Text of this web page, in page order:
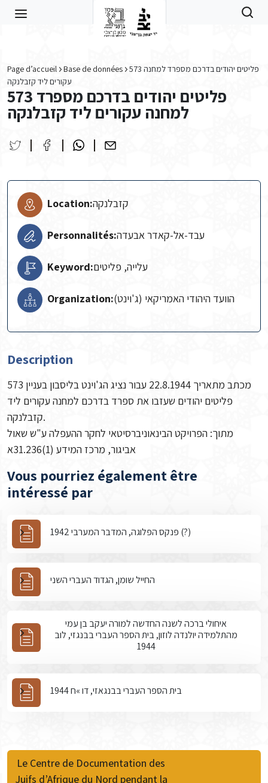
Page d’accueil Base de données
573 פליטים יהודים בדרכם מספרד למחנה
עקורים ליד קזבלנקה
573 פליטים יהודים בדרכם מספרד
למחנה עקורים ליד קזבלנקה
Location:קזבלנקה
Personnalités:עבד-אל-קאדר אבעדה
Keyword:עלייה, פליטים
Organization:הוועד היהודי האמריקאי (ג'וינט)
Description
מכתב מתאריך 22.8.1944 עבור נציג הג'וינט בליסבון בעניין 573
פליטים יהודים שעזבו את ספרד בדרכם למחנה עקורים ליד
קזבלנקה.
מתוך: הפרויקט הבינאוניברסיטאי לחקר ההעפלה ע"ש שאול
אביגור, מרכז המידע (1)31.236א
Vous pourriez également être
intéressé par
פנקס הפלוגה, המדבר המערבי 1942 (?)
החייל שומן, הגדוד העברי השני
איחולי ברכה לשנה החדשה למורה יעקב בן עמי
מהתלמידה יולנדה לוזון, בית הספר העברי בבנגזי, לוב
1944
בית הספר העברי בבנגאזי, דו »ח 1944
Le Centre de Documentation des
Juifs d’Afrique du Nord pendant la